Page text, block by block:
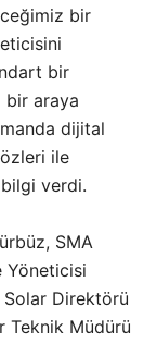
bir
bir
bir araya
dijital
ile
verdi.
SMA
Yöneticisi
Direktörü
Teknik Müdürü